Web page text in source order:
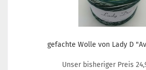
gefachte Wolle von Lady D
Unser bisheriger Preis